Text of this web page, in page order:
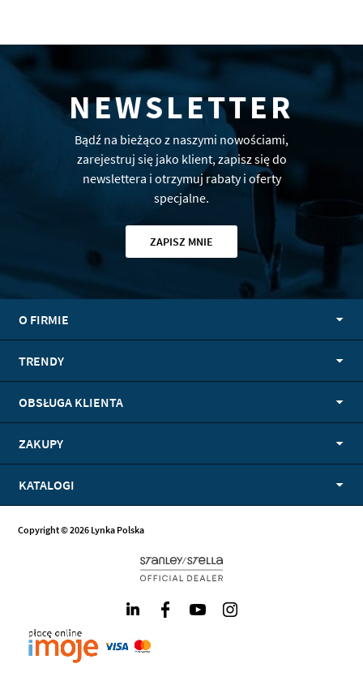
NEWSLETTER
Bądź na bieżąco z naszymi nowościami,
zarejestruj się jako klient, zapisz się do
newslettera i otrzymuj rabaty i oferty
specjalne.
ZAPISZ MNIE
O FIRMIE
TRENDY
OBSŁUGA KLIENTA
ZAKUPY
KATALOGI
Copyright © 2026 Lynka Polska